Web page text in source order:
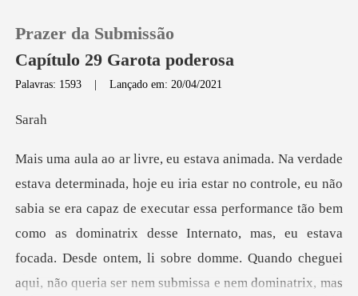
Loja
Histórico
Sair
Prazer da Submissão
Capítulo 29 Garota poderosa
Palavras: 1593 |Lançado em: 20/04/2021
a
ão
sabia se era capaz de executar essa performance tão bem
como as dominatrix desse Internato, mas, eu estava
foc